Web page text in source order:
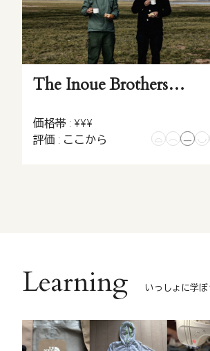
The Inoue Brothers…
価格帯 : ¥¥¥
評価 : ここから
Learning いっしょに学ぼ